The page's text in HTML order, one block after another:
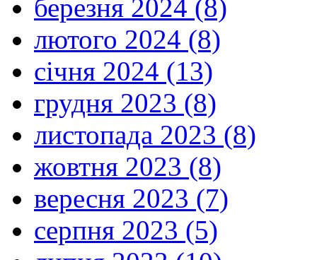
березня 2024 (8)
лютого 2024 (8)
січня 2024 (13)
грудня 2023 (8)
листопада 2023 (8)
жовтня 2023 (8)
вересня 2023 (7)
серпня 2023 (5)